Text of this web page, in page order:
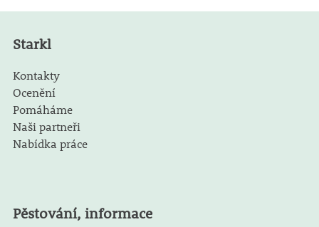
Starkl
Kontakty
Ocenění
Pomáháme
Naši partneři
Nabídka práce
Pěstování, informace